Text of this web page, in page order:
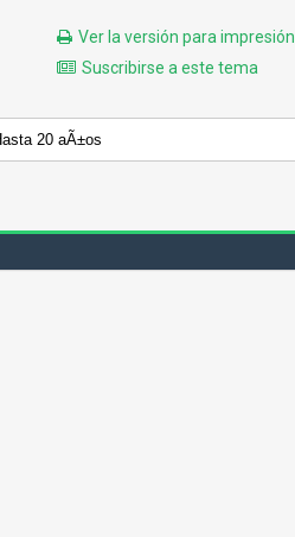
Ver la versión para impresión
Suscribirse a este tema